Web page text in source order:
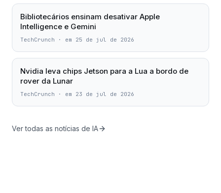
Bibliotecários ensinam desativar Apple
Intelligence e Gemini
TechCrunch · em 25 de jul de 2026
Nvidia leva chips Jetson para a Lua a bordo de
rover da Lunar
TechCrunch · em 23 de jul de 2026
Ver todas as notícias de IA